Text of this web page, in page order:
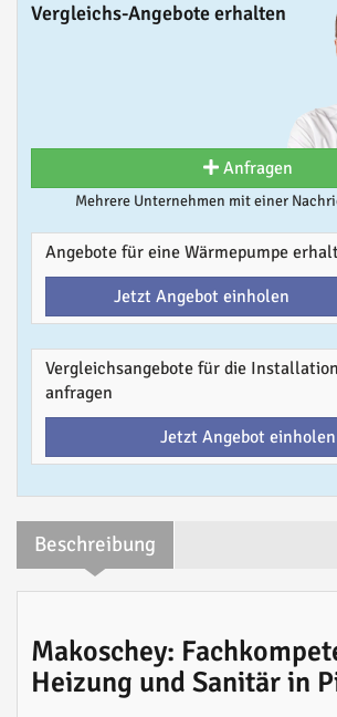
Vergleichs-Angebote erhalten
Anfragen
Mehrere Unternehmen mit einer
Angebote für eine Wärmepumpe
Jetzt Angebot einholen
Vergleichsangebote für die
anfragen
Jetzt Angebot einholen
Beschreibung
Makoschey:
Heizung und Sanitär in